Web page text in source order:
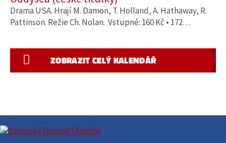
Drama USA. Hrají M. Damon, T. Holland, A. Hathaway, R.
Pattinson. Režie Ch. Nolan. Vstupné: 160 Kč • 172…
ZOBRAZIT CELÝ KALENDÁŘ